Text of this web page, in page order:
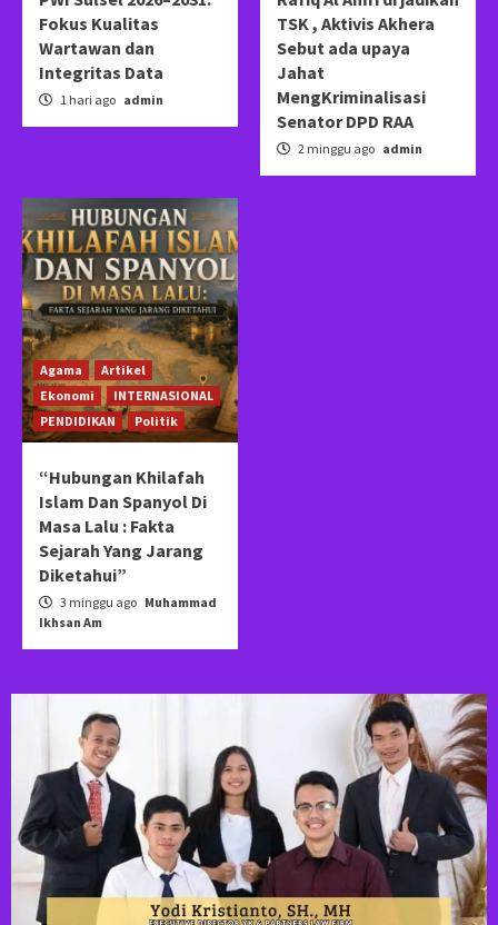
Fokus Kualitas
Wartawan dan
Integritas Data
1 hari ago admin
TSK , Aktivis Akhera
Sebut ada upaya
Jahat
MengKriminalisasi
Senator DPD RAA
2 minggu ago admin
Agama
Artikel
Ekonomi
INTERNASIONAL
PENDIDIKAN
Politik
“Hubungan Khilafah
Islam Dan Spanyol Di
Masa Lalu : Fakta
Sejarah Yang Jarang
Diketahui”
3 minggu ago Muhammad
Ikhsan Am